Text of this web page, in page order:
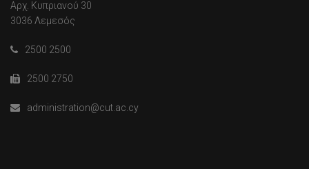
Αρχ. Κυπριανού 30
3036 Λεμεσός
2500 2500
2500 2750
administration@cut.ac.cy